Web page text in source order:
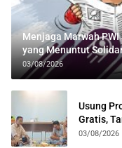
Menjaga Marwah
yang Menuntut
03/08/2026
Usung
Gratis,
Kota Bogor
03/08/2026